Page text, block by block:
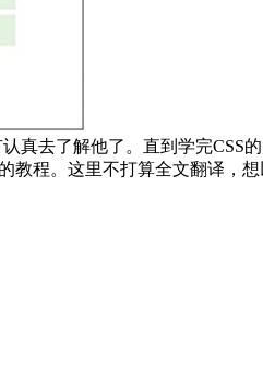
去了解他了。直到学完CSS
教程。这里不打算全文翻译，